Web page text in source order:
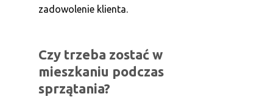
zadowolenie klienta.
Czy trzeba zostać w
mieszkaniu podczas
sprzątania?